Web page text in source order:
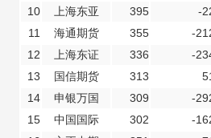
10
上海东亚 395
-
11
海通期货 355
-
12
上海东证 336
-
13
国信期货 313
14
申银万国 309
-
15
中国国际 302
-